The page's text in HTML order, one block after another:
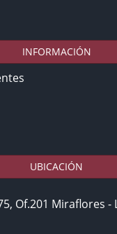
INFORMACIÓN
UBICACIÓN
Of.201 Miraflores -